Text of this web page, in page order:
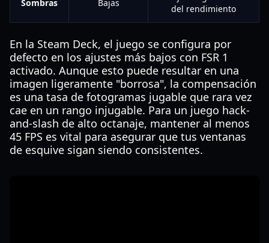
Sombras Bajas
del rendimiento
En la Steam Deck, el juego se configura por
defecto en los ajustes más bajos con FSR 1
activado. Aunque esto puede resultar en una
imagen ligeramente "borrosa", la compensación
es una tasa de fotogramas jugable que rara vez
cae en un rango injugable. Para un juego hack-
and-slash de alto octanaje, mantener al menos
45 FPS es vital para asegurar que tus ventanas
de esquive sigan siendo consistentes.